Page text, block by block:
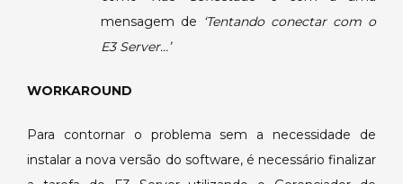
SP3.
mensagem de ‘Tentando conectar com o
E3 Server…’
WORKAROUND
Para contornar o problema sem a necessidade de
instalar a nova versão do software, é necessário finalizar